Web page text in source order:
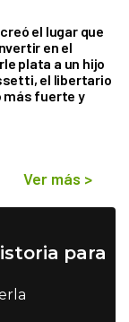
el lugar que
en el
plata a un hijo
el libertario
más fuerte y
Ver más >
para